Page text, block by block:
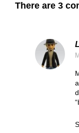
There are 3